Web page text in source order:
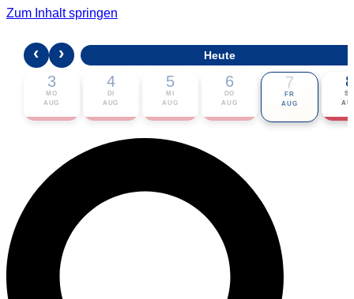
Zum Inhalt springen
🎟 Karten bestellen
‹ › Heute
3
MO
AUG
4
DI
AUG
5
MI
AUG
6
DO
AUG
7
FR
AUG
8
SA